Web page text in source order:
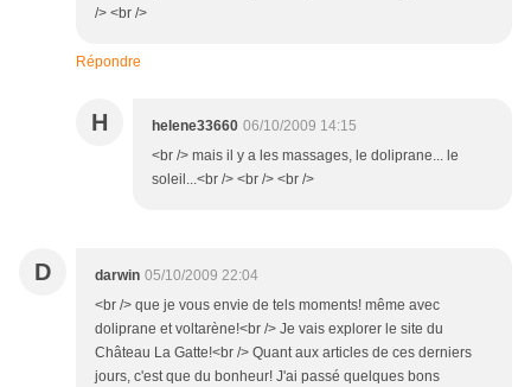
/> <br />
Répondre
H helene33660 06/10/2009 14:15
<br /> mais il y a les massages, le doliprane... le
soleil...<br /> <br /> <br />
D darwin 05/10/2009 22:04
<br /> que je vous envie de tels moments! même avec
doliprane et voltarène!<br /> Je vais explorer le site du
Château La Gatte!<br /> Quant aux articles de ces derniers
jours, c'est que du bonheur! J'ai passé quelques bons